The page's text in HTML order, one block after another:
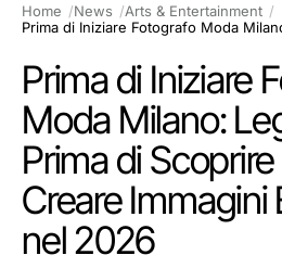
Home News
Arts & Entertainment
Prima di Iniziare
Moda Milano:
Prima di
Creare Immagini
nel 2026